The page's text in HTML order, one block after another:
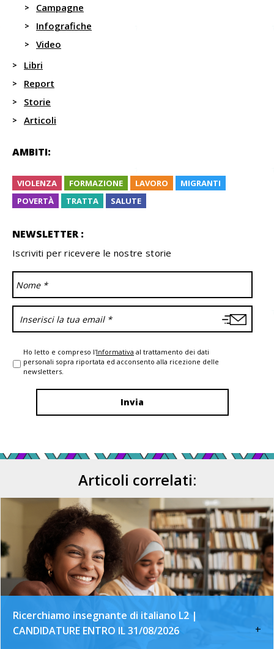
Campagne
Infografiche
Video
Libri
Report
Storie
Articoli
AMBITI:
VIOLENZA FORMAZIONE LAVORO
MIGRANTI
POVERTÀ
TRATTA SALUTE
NEWSLETTER :
Iscriviti per ricevere le nostre storie
Ho letto e compreso l'Informativa al trattamento dei dati
personali sopra riportata ed acconsento alla ricezione delle
newsletters.
Articoli correlati:
Ricerchiamo insegnante di italiano L2 |
CANDIDATURE ENTRO IL 31/08/2026
+